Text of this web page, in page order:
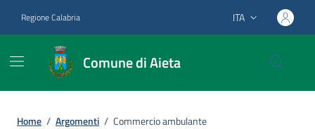
Regione Calabria Lingua attiva:
ITA
Comune di Aieta
Home / Argomenti / Commercio ambulante